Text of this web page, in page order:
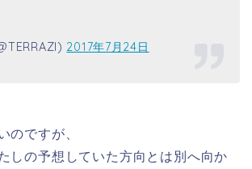
2017年7月24日
のですが、
しの予想していた方向とは別へ向か